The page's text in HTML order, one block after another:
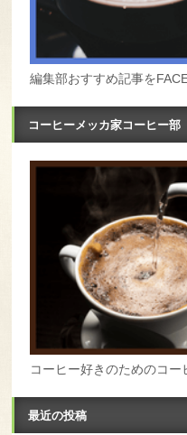
編集部おすすめ記事を
コーヒーメッカ家コーヒー部
コーヒー好きのためのコー
最近の投稿